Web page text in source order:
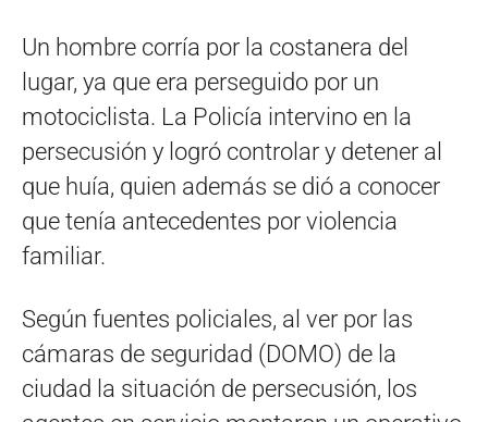
Un hombre corría por la costanera del
lugar, ya que era perseguido por un
motociclista. La Policía intervino en la
persecusión y logró controlar y detener al
que huía, quien además se dió a conocer
que tenía antecedentes por violencia
familiar.
Según fuentes policiales, al ver por las
cámaras de seguridad (DOMO) de la
ciudad la situación de persecusión, los